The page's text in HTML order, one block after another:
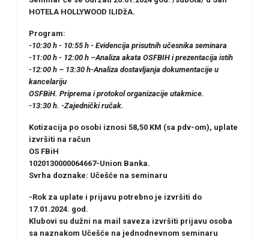
HOTELA HOLLYWOOD ILIDžA.
Program:
-10:30 h - 10:55 h - Evidencija prisutnih učesnika seminara
-11:00 h - 12:00 h –Analiza akata OSFBIH i prezentacija istih
-12:00 h – 13:30 h-Analiza dostavljanja dokumentacije u
kancelariju
OSFBiH. Priprema i protokol organizacije utakmice.
-13:30 h. -Zajednički ručak.
Kotizacija po osobi iznosi 58,50 KM (sa pdv-om), uplate
izvršiti na račun
OS FBiH
1020130000064667-Union Banka.
Svrha doznake: Učešće na seminaru
-Rok za uplate i prijavu potrebno je izvršiti do
17.01.2024. god.
Klubovi su dužni na mail saveza izvršiti prijavu osoba
sa naznakom Učešće na jednodnevnom seminaru